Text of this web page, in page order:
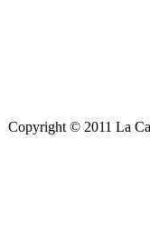
Copyright © 2011 La